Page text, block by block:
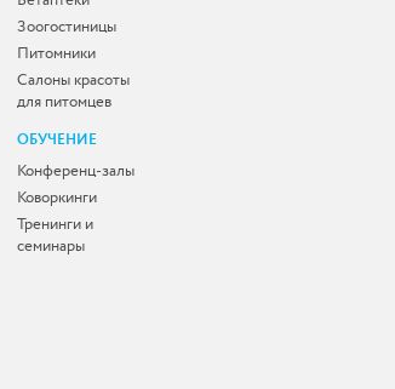
Зоогостиницы
Питомники
Салоны красоты
для питомцев
ОБУЧЕНИЕ
Конференц-залы
Коворкинги
Тренинги и
семинары